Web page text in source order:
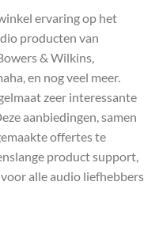
ervaring op het
producten van
& Wilkins,
en nog veel meer.
zeer interessante
aanbiedingen, samen
offertes te
product support,
alle audio liefhebbers